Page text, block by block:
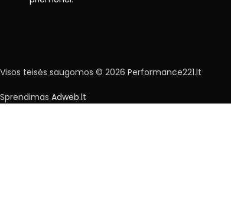
Visos teisės saugomos © 2026 Performance221.lt
Sprendimas Adweb.lt